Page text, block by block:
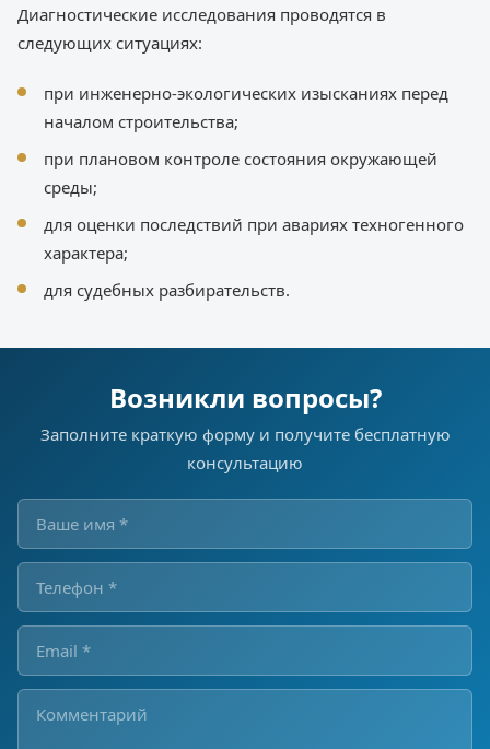
Диагностические исследования проводятся в
следующих ситуациях:
при инженерно-экологических изысканиях перед
началом строительства;
при плановом контроле состояния окружающей
среды;
для оценки последствий при авариях техногенного
характера;
для судебных разбирательств.
Возникли вопросы?
Заполните краткую форму и получите бесплатную
консультацию